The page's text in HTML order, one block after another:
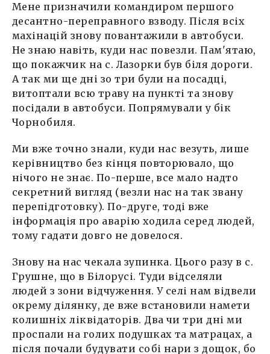
Мене призначили командиром першого
десантно-переправного взводу. Після всіх
махінацій знову повантажили в автобуси.
Не знаю навіть, куди нас повезли. Пам'ятаю,
що покажчик на с. Лазорки був біля дороги.
А так ми ще дні зо три були на посадці,
витоптали всю траву на пункті та знову
посідали в автобуси. Попрямували у бік
Чорнобиля.
Ми вже точно знали, куди нас везуть, лише
керівництво без кінця повторювало, що
нічого не знає. По-перше, все мало надто
секретний вигляд (везли нас на так звану
перепідготовку). По-друге, тоді вже
інформація про аварію ходила серед людей,
тому гадати довго не довелося.
Знову на нас чекала зупинка. Цього разу в с.
Грушне, що в Білорусі. Туди відселяли
людей з зони відчуження. У селі нам відвели
окрему ділянку, де вже встановили намети
колишніх ліквідаторів. Два чи три дні ми
проспали на голих подушках та матрацах, а
після почали будувати собі нари з дощок, бо